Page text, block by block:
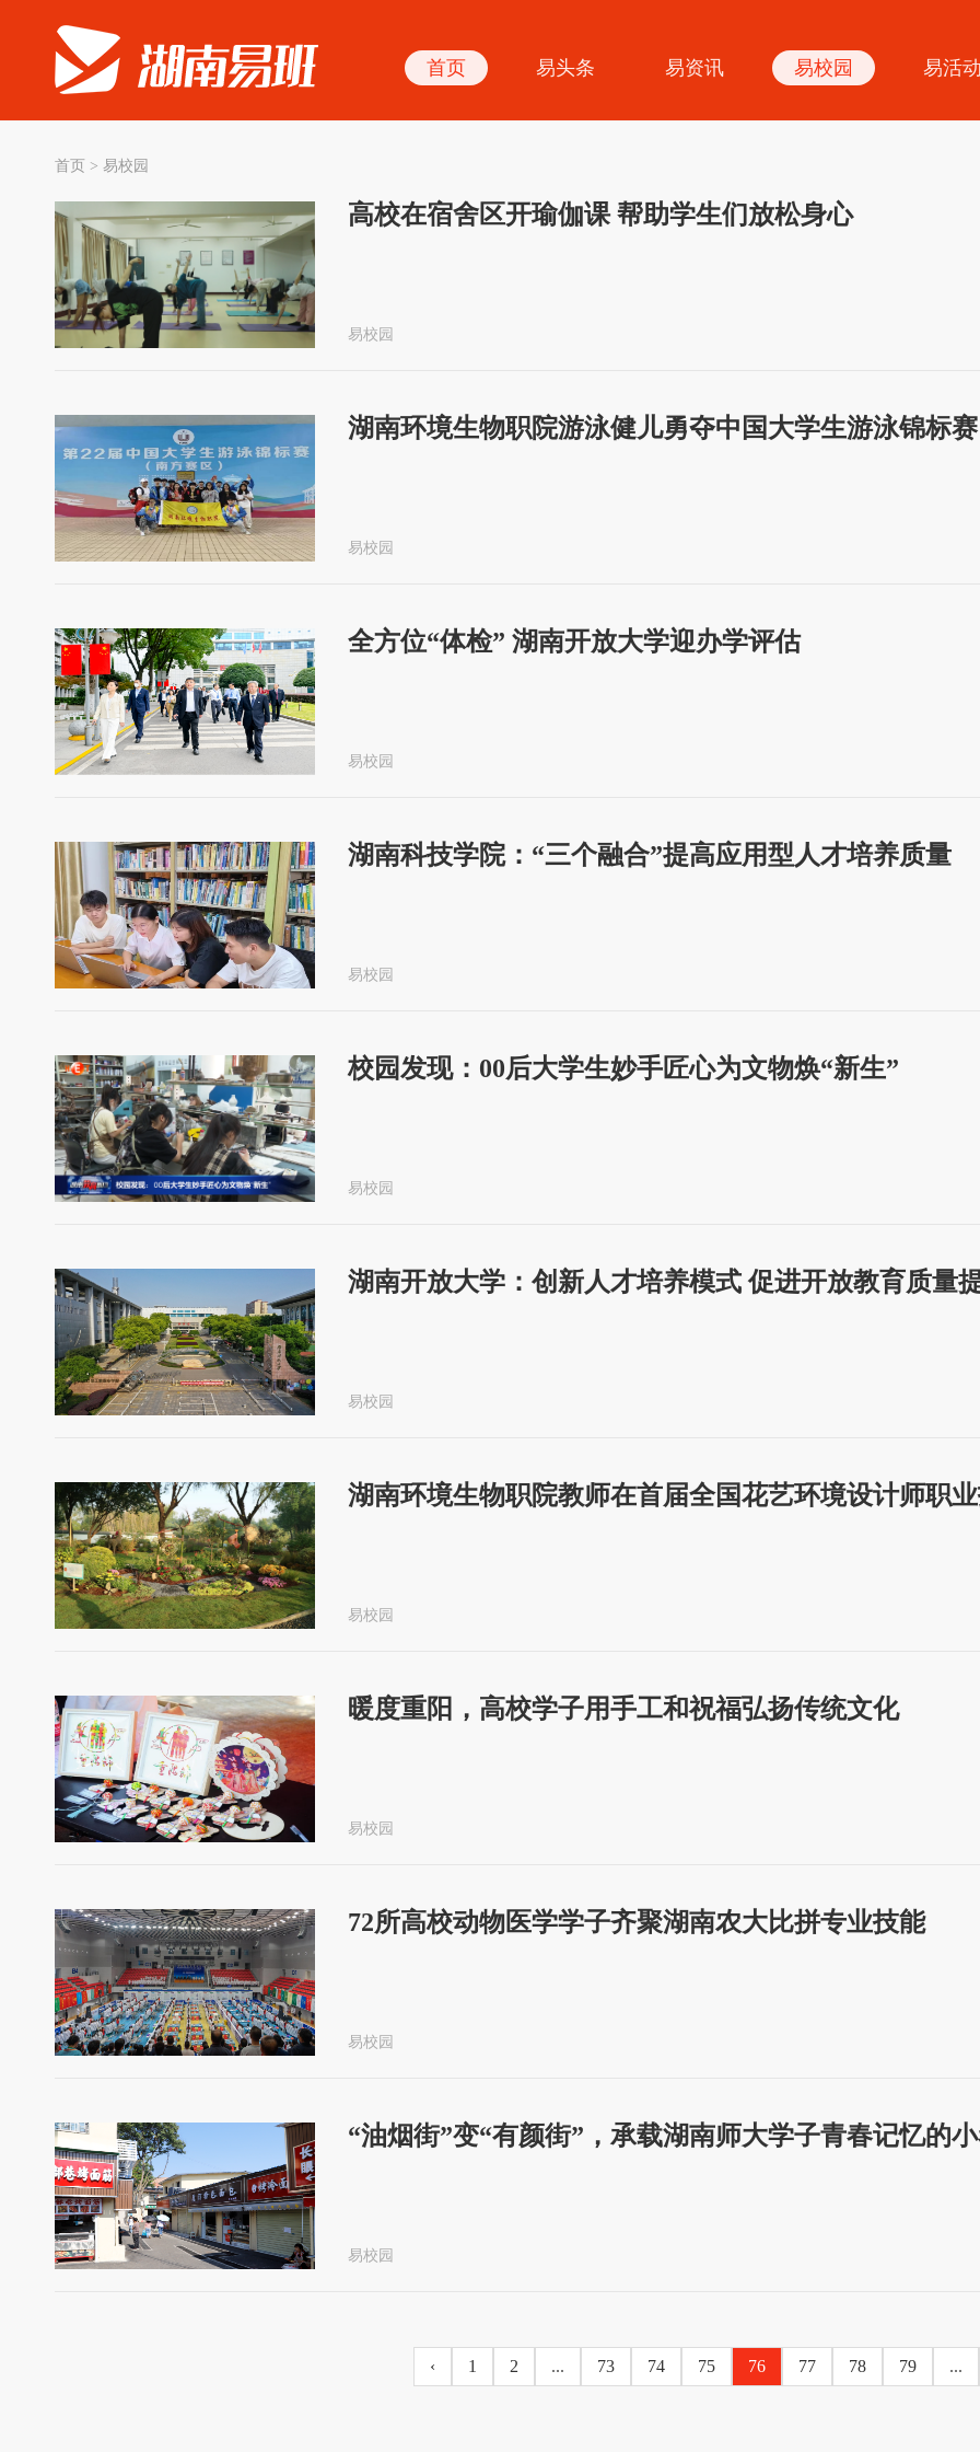
首页 易头条 易资讯 易校园 易活
首页 > 易校园
高校在宿舍区开瑜伽课 帮助学生们放松身心
易校园
湖南环境生物职院游泳健儿勇夺中国大学生游泳锦标
易校园
全方位“体检” 湖南开放大学迎办学评估
易校园
湖南科技学院：“三个融合”提高应用型人才培养质量
易校园
校园发现：00后大学生妙手匠心为文物焕“新生”
易校园
湖南开放大学：创新人才培养模式 促进开放教育质量
易校园
湖南环境生物职院教师在首届全国花艺环境设计师职
易校园
暖度重阳，高校学子用手工和祝福弘扬传统文化
易校园
72所高校动物医学学子齐聚湖南农大比拼专业技能
易校园
“油烟街”变“有颜街”，承载湖南师大学子青春记忆的
易校园
‹ 1 2 ... 73 74 75 76 77 78 79 ...